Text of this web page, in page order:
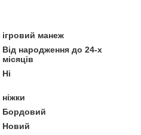
ігровий манеж
Від народження до 24-х
місяців
Ні
ніжки
Бордовий
Новий